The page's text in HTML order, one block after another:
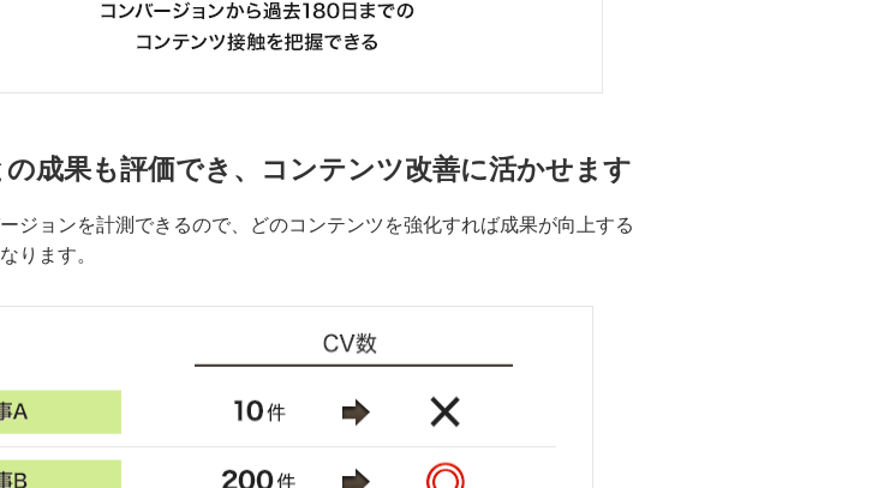
成果も評価でき、コンテンツ改善に活かせます
ジョンを計測できるので、どのコンテンツを強化すれば成果が向上する
ります。